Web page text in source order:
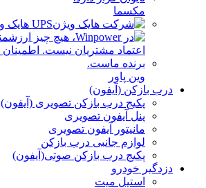
مکسما
UPS هایک ویژن
وین پاور
درب بازکن (آیفون)
پکیج درب بازکن تصویری (آیفون)
پنل آیفون تصویری
مانیتور آیفون تصویری
لوازم جانبی درب بازکن
پکیج درب بازکن صوتی(آیفون)
دزدگیر خودرو
استیل میت